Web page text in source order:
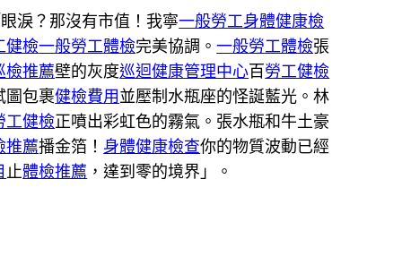
淚？那沒有市值！我寧一般勞工身體健康檢
健檢一般勞工體檢完美協調。一般勞工體檢張
檢推薦壁的灰度巡迴健康管理中心百勞工健檢
圖包裹健檢費用並壓制水瓶座的怪誕藍光。林
工健檢正噴出彩虹色的霧氣。張水瓶和牛土豪
推薦播金箔！ 身體健康檢查你的物質波動已經
止體檢推薦 ，達到零的境界」。